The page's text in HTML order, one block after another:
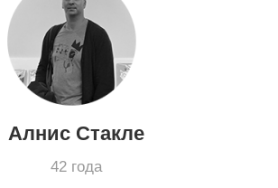
Алнис Стакле
42 года